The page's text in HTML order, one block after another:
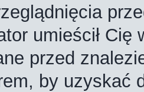
umieścił
przed
by uzyskać